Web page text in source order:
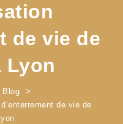
de vie de
Lyon
Blog
de vie de